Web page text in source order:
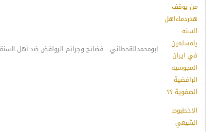
من يوقف
هدردماءاهل
السنه
يامسلمين
في ايران
المجوسيه
الرافضية
الصفوية ؟؟
ابومحمدالقحطاني فضائح وجرائم الروافض ضد أهل السنة
الاخطبوط
الشيعي